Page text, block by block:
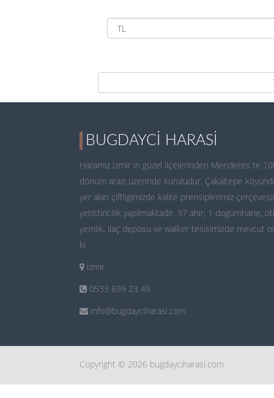
BUGDAYCI HARASI
Haramiz Izmir in güzel ilçelerinden Menderes te
dönüm arazi üzerinde kuruludur. Çakaltepe
yer alan çiftligimizde kalite prensiplerimiz
yetistiricilik yapilmaktadir. 37 ahir, 1 dogumhane,
yemlik, ilaç deposu ve walker tesisimizde mevcut
ki
izmir
0533 699 23 49
info@bugdayciharasi.com
Copyright © 2026 bugdayciharasi.com